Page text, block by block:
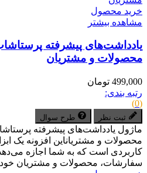
خرید محصول
مشاهده بیشتر
یادداشت‌های پیشرفته
محصولات و مشتریان
499,000 تومان
رتبه بندی:
(0)
ثبت نظر طرح سوال
ماژول یادداشت‌های پیشرفته
محصولات و مشتریاناین افزونه یک
کاربردی است که به شما اجازه
سفارشات، محصولات و مشتریان خود